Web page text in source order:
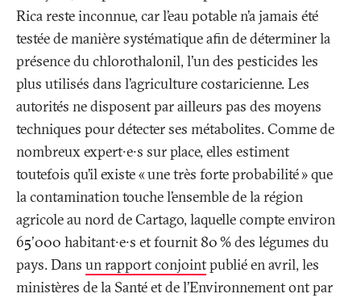
Rica reste inconnue, car l’eau potable n’a jamais été
testée de manière systématique afin de déterminer la
présence du chlorothalonil, l’un des pesticides les
plus utilisés dans l’agriculture costaricienne. Les
autorités ne disposent par ailleurs pas des moyens
techniques pour détecter ses métabolites. Comme de
nombreux expert∙e∙s sur place, elles estiment
toutefois qu’il existe «une très forte probabilité» que
la contamination touche l’ensemble de la région
agricole au nord de Cartago, laquelle compte environ
65'000 habitant∙e∙s et fournit 80% des légumes du
pays. Dans un rapport conjointpublié en avril, les
ministères de la Santé et de l’Environnement ont par